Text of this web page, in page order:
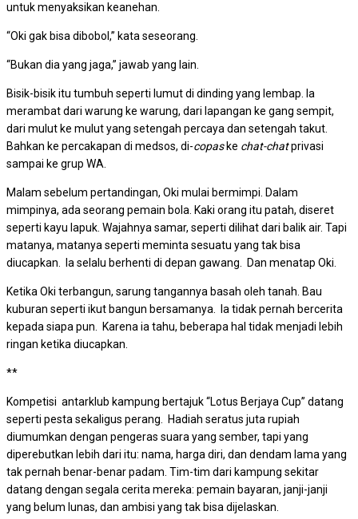
untuk menyaksikan keanehan.
“Oki gak bisa dibobol,” kata seseorang.
“Bukan dia yang jaga,” jawab yang lain.
Bisik-bisik itu tumbuh seperti lumut di dinding yang lembap. Ia
merambat dari warung ke warung, dari lapangan ke gang sempit,
dari mulut ke mulut yang setengah percaya dan setengah takut.
Bahkan ke percakapan di medsos, di-copaske chat-chatprivasi
sampai ke grup WA.
Malam sebelum pertandingan, Oki mulai bermimpi. Dalam
mimpinya, ada seorang pemain bola. Kaki orang itu patah, diseret
seperti kayu lapuk. Wajahnya samar, seperti dilihat dari balik air. Tapi
matanya, matanya seperti meminta sesuatu yang tak bisa
diucapkan. Ia selalu berhenti di depan gawang. Dan menatap Oki.
Ketika Oki terbangun, sarung tangannya basah oleh tanah. Bau
kuburan seperti ikut bangun bersamanya. Ia tidak pernah bercerita
kepada siapa pun. Karena ia tahu, beberapa hal tidak menjadi lebih
ringan ketika diucapkan.
**
Kompetisi antarklub kampung bertajuk “Lotus Berjaya Cup” datang
seperti pesta sekaligus perang. Hadiah seratus juta rupiah
diumumkan dengan pengeras suara yang sember, tapi yang
diperebutkan lebih dari itu: nama, harga diri, dan dendam lama yang
tak pernah benar-benar padam. Tim-tim dari kampung sekitar
datang dengan segala cerita mereka: pemain bayaran, janji-janji
yang belum lunas, dan ambisi yang tak bisa dijelaskan.